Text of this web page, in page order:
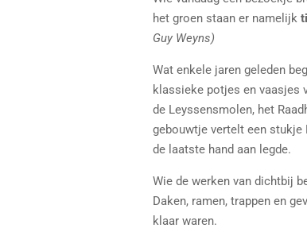
het groen staan er namelijk
Guy Weyns)
Wat enkele jaren geleden
klassieke potjes en vaasjes
de Leyssensmolen, het
gebouwtje vertelt een
de laatste hand aan legde.
Wie de werken van dichtbij
Daken, ramen, trappen en
klaar waren.